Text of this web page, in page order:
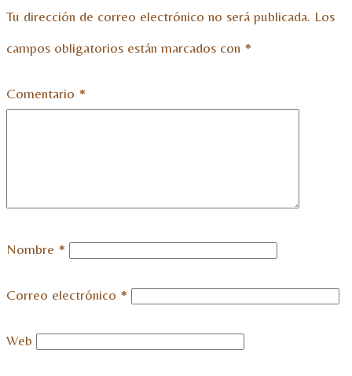
Tu dirección de correo electrónico no será publicada. Los
campos obligatorios están marcados con *
Comentario *
Nombre *
Correo electrónico *
Web